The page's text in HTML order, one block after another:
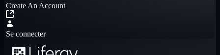
Create An Account
Se connecter